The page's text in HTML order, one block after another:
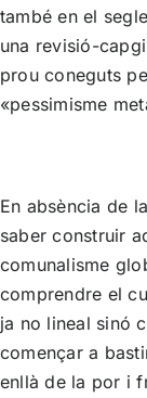
també en el
una revisió-
prou coneguts
«pessimisme
En absència de
saber construir
comunalisme
comprendre el
ja no lineal sinó
començar a
enllà de la por i